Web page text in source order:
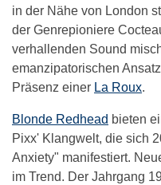
in der Nähe von London
der Genrepioniere
verhallenden Sound
emanzipatorischen
Präsenz einer La Roux.
Blonde Redhead bieten
Pixx' Klangwelt, die sich
Anxiety" manifestiert.
im Trend. Der Jahrgang